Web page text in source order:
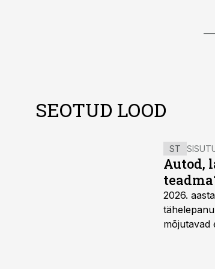
SEOTUD LOOD
ST
Autod,
2026.
mõjutavad